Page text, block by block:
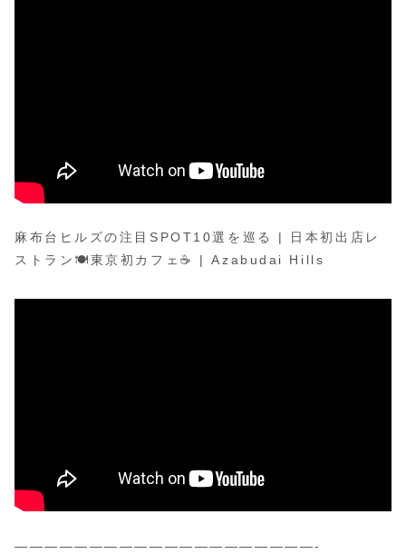
麻布台ヒルズの注目SPOT10選を巡る | 日本初出店レ
ストラン🍽️東京初カフェ☕️ | Azabudai Hills
————————————————————-